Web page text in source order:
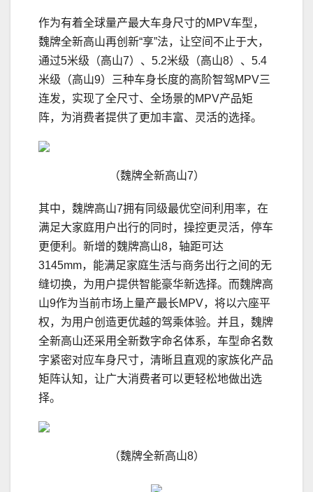
作为有着全球量产最大车身尺寸的MPV车型，
魏牌全新高山再创新“享”法，让空间不止于大，
通过5米级（高山7）、5.2米级（高山8）、5.4
米级（高山9）三种车身长度的高阶智驾MPV三
连发，实现了全尺寸、全场景的MPV产品矩
阵，为消费者提供了更加丰富、灵活的选择。
（魏牌全新高山7）
其中，魏牌高山7拥有同级最优空间利用率，在
满足大家庭用户出行的同时，操控更灵活，停车
更便利。新增的魏牌高山8，轴距可达
3145mm，能满足家庭生活与商务出行之间的无
缝切换，为用户提供智能豪华新选择。而魏牌高
山9作为当前市场上量产最长MPV，将以六座平
权，为用户创造更优越的驾乘体验。并且，魏牌
全新高山还采用全新数字命名体系，车型命名数
字紧密对应车身尺寸，清晰且直观的家族化产品
矩阵认知，让广大消费者可以更轻松地做出选
择。
（魏牌全新高山8）